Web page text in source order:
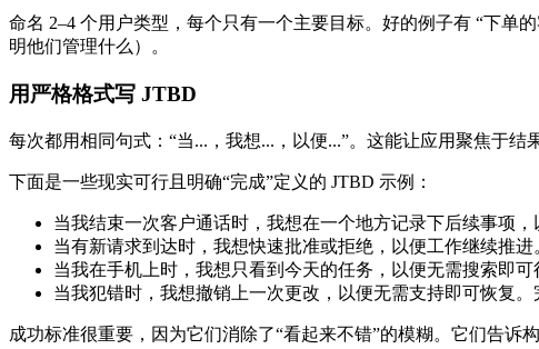
命名 2–4 个用户类型，每个只有一个主要目标。好的例子有 “下单
明他们管理什么）。
用严格格式写 JTBD
每次都用相同句式：“当...，我想...，以便...”。这能让应用聚焦于结
下面是一些现实可行且明确“完成”定义的 JTBD 示例：
当我结束一次客户通话时，我想在一个地方记录下后续事项
当有新请求到达时，我想快速批准或拒绝，以便工作继续推
当我在手机上时，我想只看到今天的任务，以便无需搜索即
当我犯错时，我想撤销上一次更改，以便无需支持即可恢复
成功标准很重要，因为它们消除了“看起来不错”的模糊。它们告诉